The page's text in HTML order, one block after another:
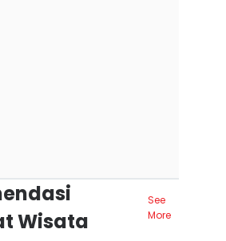
Wisata
See
More